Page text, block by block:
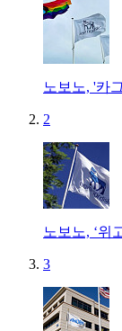
노보노, '카
2
노보노, ‘위
3